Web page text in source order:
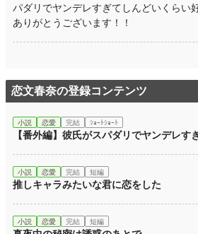
パダリでヤンデレすぎてしんどいくらい
ありがとうございます！！
恋文春奈の登録コンテンツ
小説 恋愛 完結 ｼｮｰﾄｼｮｰﾄ
【番外編】彼氏がスパダリでヤンデレす
小説 恋愛 完結 短編
推しキャラみたいな君に恋をした
小説 恋愛 完結 短編